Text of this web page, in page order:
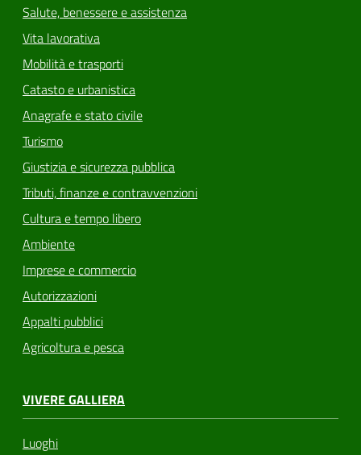
Salute, benessere e assistenza
Vita lavorativa
Mobilità e trasporti
Catasto e urbanistica
Anagrafe e stato civile
Turismo
Giustizia e sicurezza pubblica
Tributi, finanze e contravvenzioni
Cultura e tempo libero
Ambiente
Imprese e commercio
Autorizzazioni
Appalti pubblici
Agricoltura e pesca
VIVERE GALLIERA
Luoghi